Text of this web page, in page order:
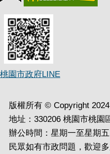
桃園市政府LINE
版權所有 © Copyright
地址：330206 桃園市桃園
辦公時間：星期一至星期
民眾如有市政問題，歡迎